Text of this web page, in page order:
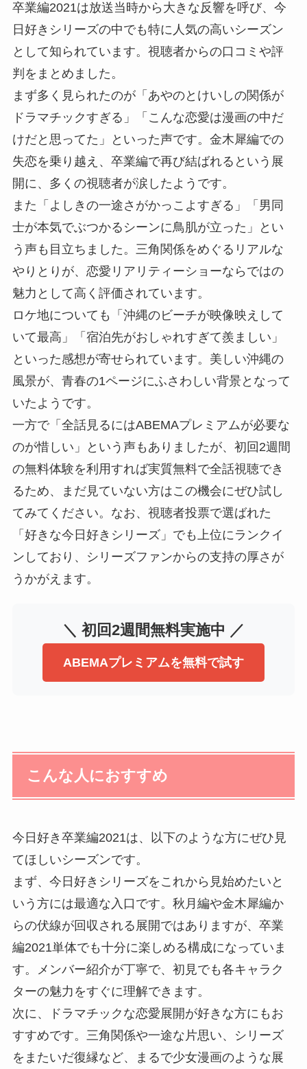
卒業編2021は放送当時から大きな反響を呼び、今
日好きシリーズの中でも特に人気の高いシーズン
として知られています。視聴者からの口コミや評
判をまとめました。
まず多く見られたのが「あやのとけいしの関係が
ドラマチックすぎる」「こんな恋愛は漫画の中だ
けだと思ってた」といった声です。金木犀編での
失恋を乗り越え、卒業編で再び結ばれるという展
開に、多くの視聴者が涙したようです。
また「よしきの一途さがかっこよすぎる」「男同
士が本気でぶつかるシーンに鳥肌が立った」とい
う声も目立ちました。三角関係をめぐるリアルな
やりとりが、恋愛リアリティーショーならではの
魅力として高く評価されています。
ロケ地についても「沖縄のビーチが映像映えして
いて最高」「宿泊先がおしゃれすぎて羨ましい」
といった感想が寄せられています。美しい沖縄の
風景が、青春の1ページにふさわしい背景となって
いたようです。
一方で「全話見るにはABEMAプレミアムが必要な
のが惜しい」という声もありましたが、初回2週間
の無料体験を利用すれば実質無料で全話視聴でき
るため、まだ見ていない方はこの機会にぜひ試し
てみてください。なお、視聴者投票で選ばれた
「好きな今日好きシリーズ」でも上位にランクイ
ンしており、シリーズファンからの支持の厚さが
うかがえます。
＼ 初回2週間無料実施中 ／
ABEMAプレミアムを無料で試す
こんな人におすすめ
今日好き卒業編2021は、以下のような方にぜひ見
てほしいシーズンです。
まず、今日好きシリーズをこれから見始めたいと
いう方には最適な入口です。秋月編や金木犀編か
らの伏線が回収される展開ではありますが、卒業
編2021単体でも十分に楽しめる構成になっていま
す。メンバー紹介が丁寧で、初見でも各キャラク
ターの魅力をすぐに理解できます。
次に、ドラマチックな恋愛展開が好きな方にもお
すすめです。三角関係や一途な片思い、シリーズ
をまたいだ復縁など、まるで少女漫画のような展